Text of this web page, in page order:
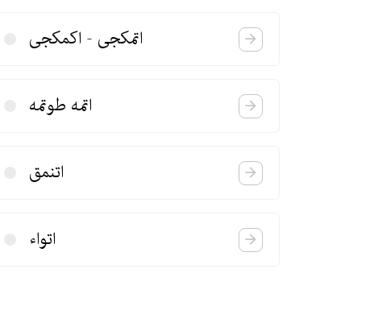
اتمكجی - اكمكجی
اتمه طوتمه
اتنمق
اتواء